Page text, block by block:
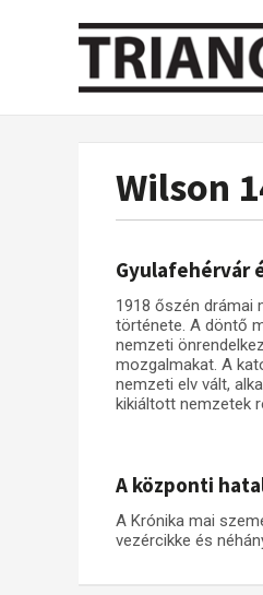
Wilson
Gyulafehérvár
1918 őszén drámai
története. A döntő
nemzeti
mozgalmakat. A
nemzeti elv vált,
kikiáltott nemzetek
A központi
A Krónika mai
vezércikke és